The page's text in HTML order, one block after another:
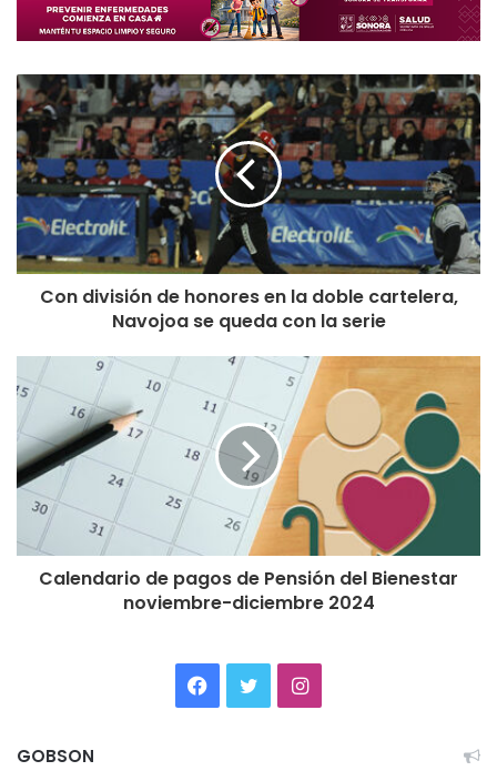
Con división de honores en la doble cartelera,
Navojoa se queda con la serie
Calendario de pagos de Pensión del Bienestar
noviembre-diciembre 2024
Facebook
TwitterInstagram
GOBSON